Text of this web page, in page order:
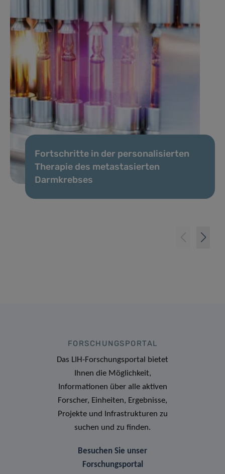
Fortschritte in der personalisierten
Therapie des metastasierten
Darmkrebses
FORSCHUNGSPORTAL
Das LIH-Forschungsportal bietet
Ihnen die Möglichkeit,
Informationen über alle aktiven
Forscher, Einheiten, Ergebnisse,
Projekte und Infrastrukturen zu
suchen und zu finden.
Besuchen Sie unser
Forschungsportal